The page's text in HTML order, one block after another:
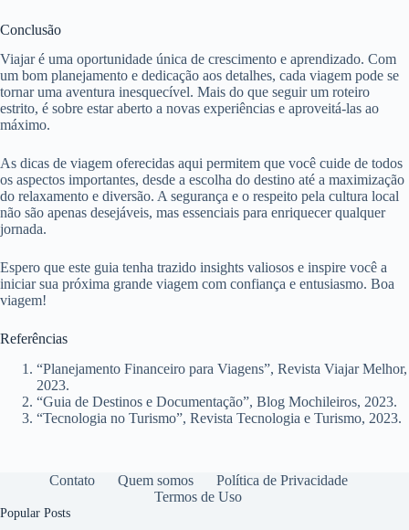
Conclusão
Viajar é uma oportunidade única de crescimento e aprendizado. Com
um bom planejamento e dedicação aos detalhes, cada viagem pode se
tornar uma aventura inesquecível. Mais do que seguir um roteiro
estrito, é sobre estar aberto a novas experiências e aproveitá-las ao
máximo.
As dicas de viagem oferecidas aqui permitem que você cuide de todos
os aspectos importantes, desde a escolha do destino até a maximização
do relaxamento e diversão. A segurança e o respeito pela cultura local
não são apenas desejáveis, mas essenciais para enriquecer qualquer
jornada.
Espero que este guia tenha trazido insights valiosos e inspire você a
iniciar sua próxima grande viagem com confiança e entusiasmo. Boa
viagem!
Referências
“Planejamento Financeiro para Viagens”, Revista Viajar Melhor,
2023.
“Guia de Destinos e Documentação”, Blog Mochileiros, 2023.
“Tecnologia no Turismo”, Revista Tecnologia e Turismo, 2023.
Contato Quem somos
Política de Privacidade
Termos de Uso
Popular Posts